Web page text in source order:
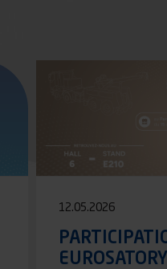
12.05.2026